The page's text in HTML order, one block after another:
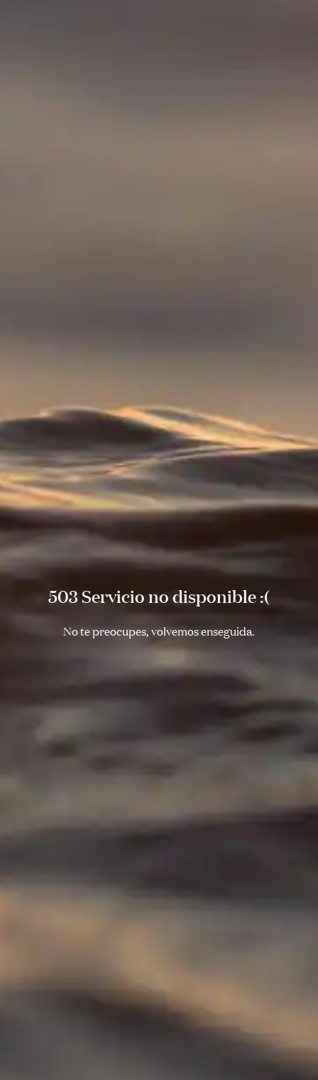
503 Servicio no disponible :(
No te preocupes, volvemos enseguida.